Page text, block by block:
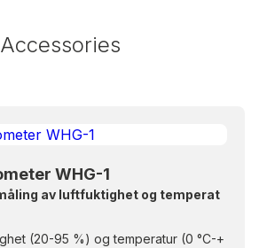
Accessories
WHG-1
av luftfuktighet og temperat
(20-95 %) og temperatur (0 °C-+